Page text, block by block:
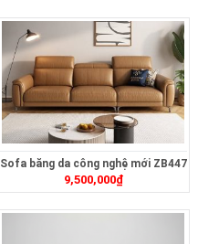
Sofa băng da công nghệ mới ZB447
9,500,000₫